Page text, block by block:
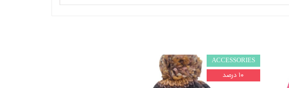
ACCESSORIES
۱۰ درصد